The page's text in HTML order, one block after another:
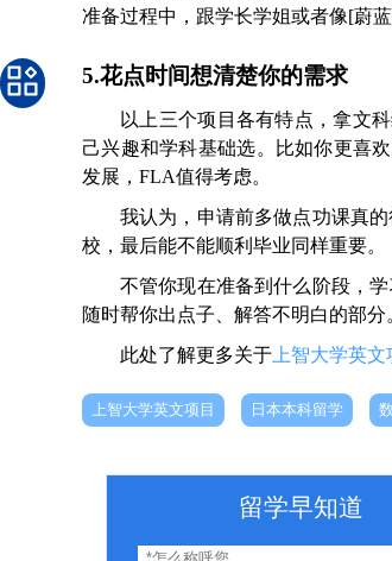
准备过程中，跟学长学姐或者像[蔚
5.花点时间想清楚你的需求
以上三个项目各有特点，拿文
己兴趣和学科基础选。比如你更喜
发展，FLA值得考虑。
我认为，申请前多做点功课真
校，最后能不能顺利毕业同样重要。
不管你现在准备到什么阶段，
随时帮你出点子、解答不明白的部
此处了解更多关于 上智大学英文
上智大学英文项目 日本本科留学
留学早知道